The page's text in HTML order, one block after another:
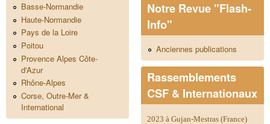
Basse-Normandie
Haute-Normandie
Pays de la Loire
Poitou
Provence Alpes Côte-
d'Azur
Rhône-Alpes
Corse, Outre-Mer &
International
Notre Revue "Flash-
Info"
Anciennes publications
Rassemblements
CSF & Internationaux
2023 à Gujan-Mestras (France)